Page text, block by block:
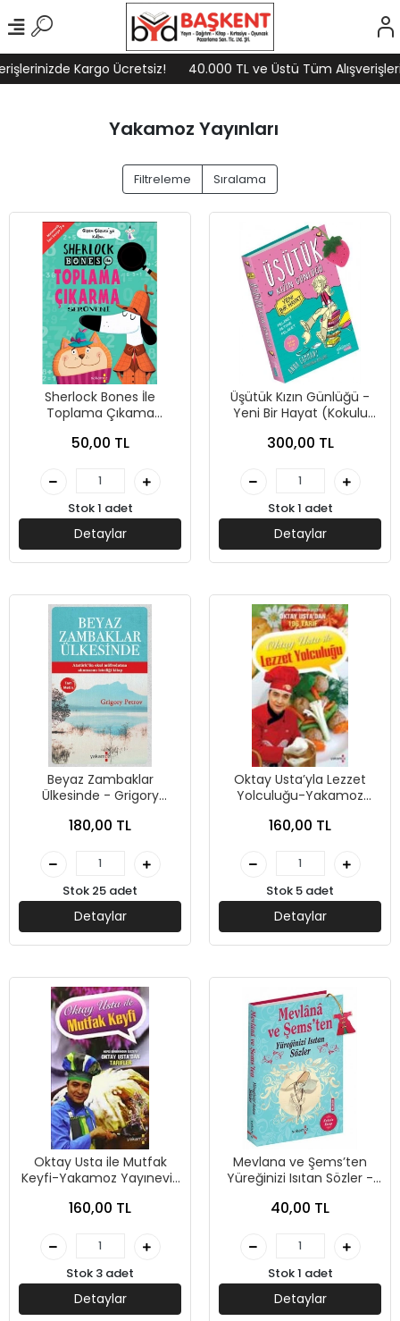
Kargo Ücretsiz! 40.000 TL ve Üstü Tüm
Yakamoz Yayınları
Filtreleme Sıralama
Sherlock Bones İle
Toplama Çıkama
Yakamoz Yayınları
50,00 TL
Stok 1 adet
Detaylar
Üşütük Kızın Günlüğü -
Yeni Bir Hayat (Kokulu
- Yakamoz Yayınevi
300,00 TL
Stok 1 adet
Detaylar
Beyaz Zambaklar
Ülkesinde - Grigory
Yayınları
180,00 TL
Stok 25 adet
Detaylar
Oktay Usta’yla Lezzet
Yolculuğu-Yakamoz
160,00 TL
Stok 5 adet
Detaylar
Oktay Usta ile Mutfak
Keyfi-Yakamoz Yayınevi-
160,00 TL
Stok 3 adet
Detaylar
Mevlana ve Şems’ten
Yüreğinizi Isıtan Sözler -
40,00 TL
Stok 1 adet
Detaylar